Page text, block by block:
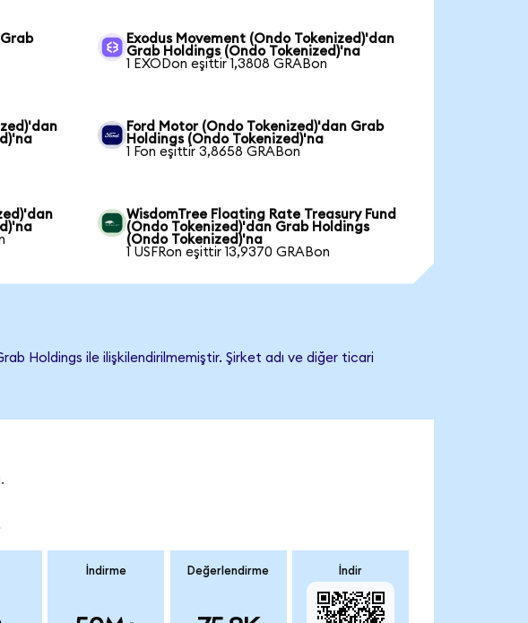
Exodus Movement (Ondo Tokenized)'dan
Grab Holdings (Ondo Tokenized)'na
1 EXODon eşittir 1,3808 GRABon
Ford Motor (Ondo Tokenized)'dan Grab
Holdings (Ondo Tokenized)'na
1 Fon eşittir 3,8658 GRABon
WisdomTree Floating Rate Treasury Fund
(Ondo Tokenized)'dan Grab Holdings
(Ondo Tokenized)'na
1 USFRon eşittir 13,9370 GRABon
Holdings ile ilişkilendirilmemiştir. Şirket adı ve diğer ticari
İndirme Değerlendirme İndir